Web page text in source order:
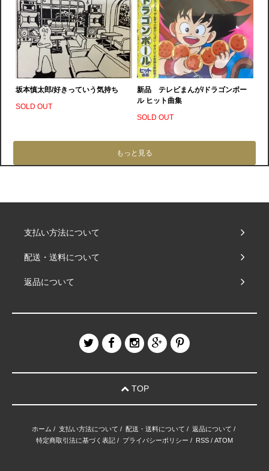
坂本慎太郎/好きっていう気持ち
SOLD OUT
新品 テレビまんが/ドラゴンボー
ル ヒット曲集
SOLD OUT
もっと見る
支払い方法について
配送・送料について
返品について
TOP
ホーム / 支払い方法について / 配送・送料について / 返品について /
特定商取引法に基づく表記 / プライバシーポリシー / RSS / ATOM